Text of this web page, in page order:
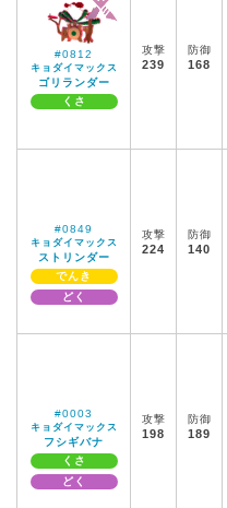
#0812
キョダイマックス
ゴリランダー
くさ
攻撃
239
防御
168
#0849
キョダイマックス
ストリンダー
でんき
どく
攻撃
224
防御
140
#0003
キョダイマックス
フシギバナ
くさ
どく
攻撃
198
防御
189